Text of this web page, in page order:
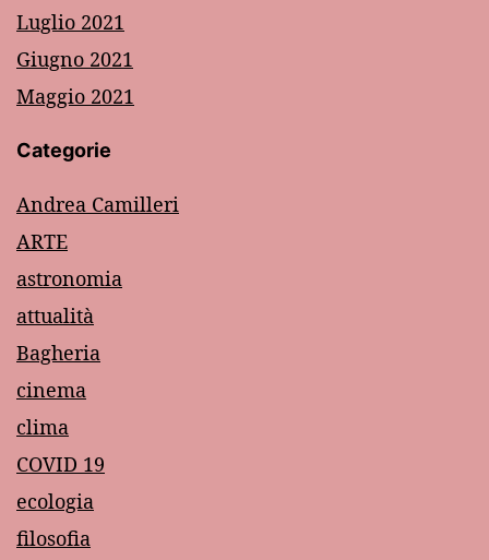
Luglio 2021
Giugno 2021
Maggio 2021
Categorie
Andrea Camilleri
ARTE
astronomia
attualità
Bagheria
cinema
clima
COVID 19
ecologia
filosofia